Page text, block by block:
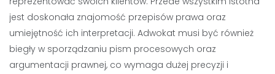
jest doskonała znajomość przepisów prawa oraz
umiejętność ich interpretacji. Adwokat musi być również
biegły w sporządzaniu pism procesowych oraz
argumentacji prawnej, co wymaga dużej precyzji i